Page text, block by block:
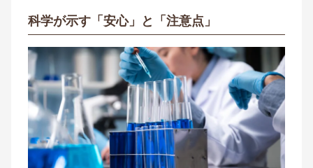
科学が示す「安心」と「注意点」